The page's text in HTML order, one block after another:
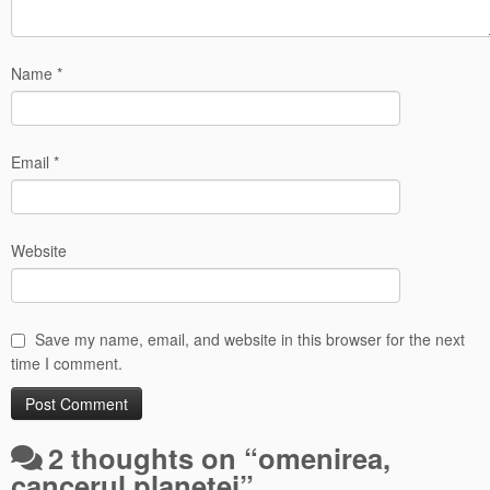
Name *
Email *
Website
Save my name, email, and website in this browser for the next
time I comment.
2 thoughts on “omenirea,